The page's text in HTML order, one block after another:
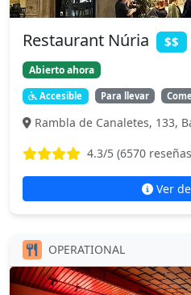
Restaurant Núria $$
Abierto ahora
Accesible Para llevar
Rambla de Canaletes, 133,
4.3/5 (6570
Ver
OPERATIONAL